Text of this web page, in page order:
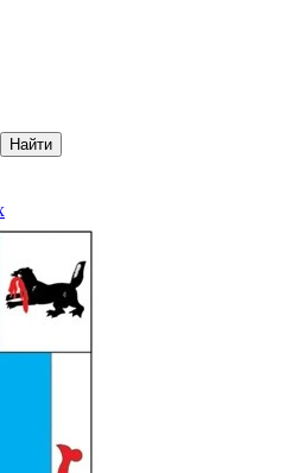
Найти